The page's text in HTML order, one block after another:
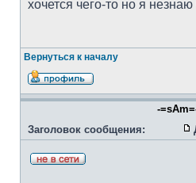
хочется чего-то но я незнаю
Вернуться к началу
-
Заголовок сообщения: